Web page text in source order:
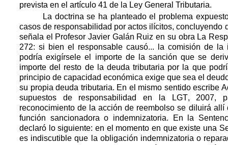
prevista en el artículo 41 de la Ley General Tributaria.
La doctrina se ha planteado el problema
casos de responsabilidad por actos ilícitos, concluyendo
señala el Profesor Javier Galán Ruiz en su obra La
272: si bien el responsable causó... la comisión de
podría exigírsele el importe de la sanción que se
importe del resto de la deuda tributaria por la que
principio de capacidad económica exige que sea el
su propia deuda tributaria. En el mismo sentido escribe
supuestos de responsabilidad en la LGT, 2007,
reconocimiento de la acción de reembolso se diluirá
función sancionadora o indemnizatoria. En la
declaró lo siguiente: en el momento en que existe una
es indiscutible que la obligación indemnizatoria o